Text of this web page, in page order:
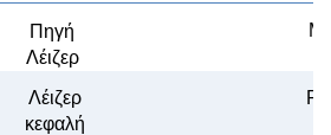
Πηγή
Λέιζερ
Λέιζερ
κεφαλή